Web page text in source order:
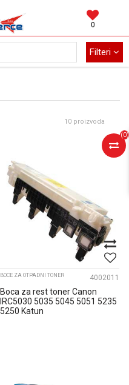
0
(0)
Filteri
10 proizvoda
BOCE ZA OTPADNI TONER 4002011
Boca za rest toner Canon
IRC5030 5035 5045 5051 5235
5250 Katun